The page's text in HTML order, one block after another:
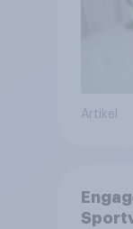
Artikel